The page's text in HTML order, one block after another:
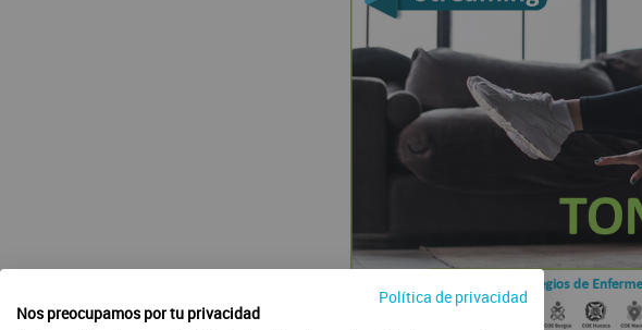
Política de privacidad
Nos preocupamos por tu privacidad